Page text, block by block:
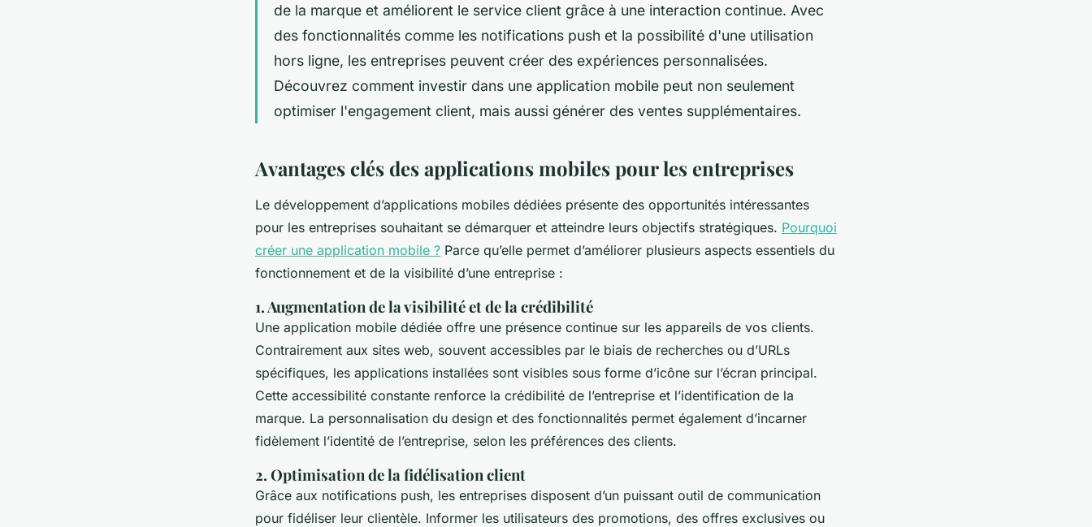
de la marque et améliorent le service client grâce à une interaction continue. Avec
des fonctionnalités comme les notifications push et la possibilité d'une utilisation
hors ligne, les entreprises peuvent créer des expériences personnalisées.
Découvrez comment investir dans une application mobile peut non seulement
optimiser l'engagement client, mais aussi générer des ventes supplémentaires.
Avantages clés des applications mobiles pour les entreprises
Le développement d’applications mobiles dédiées présente des opportunités intéressantes
pour les entreprises souhaitant se démarquer et atteindre leurs objectifs stratégiques. Pourquoi
créer une application mobile ? Parce qu’elle permet d’améliorer plusieurs aspects essentiels du
fonctionnement et de la visibilité d’une entreprise :
1. Augmentation de la visibilité et de la crédibilité
Une application mobile dédiée offre une présence continue sur les appareils de vos clients.
Contrairement aux sites web, souvent accessibles par le biais de recherches ou d’URLs
spécifiques, les applications installées sont visibles sous forme d’icône sur l’écran principal.
Cette accessibilité constante renforce la crédibilité de l’entreprise et l’identification de la
marque. La personnalisation du design et des fonctionnalités permet également d’incarner
fidèlement l’identité de l’entreprise, selon les préférences des clients.
2. Optimisation de la fidélisation client
Grâce aux notifications push, les entreprises disposent d’un puissant outil de communication
pour fidéliser leur clientèle. Informer les utilisateurs des promotions, des offres exclusives ou